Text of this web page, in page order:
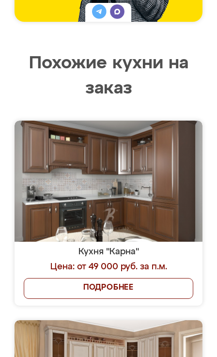
Похожие кухни на
заказ
Кухня "Карна"
Цена: от 49 000 руб. за п.м.
ПОДРОБНЕЕ